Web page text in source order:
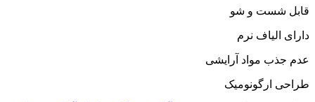
قابل شست و شو
دارای الیاف نرم
عدم جذب مواد آرایشی
طراحی ارگونومیک